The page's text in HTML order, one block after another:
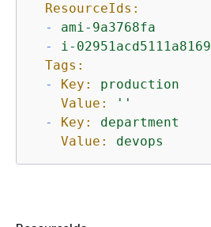
ResourceIds:
-
ami-9a3768fa
-
i-02951acd5111a8169
Tags:
-
Key:
production
Value:
''
-
Key:
department
Value:
devops